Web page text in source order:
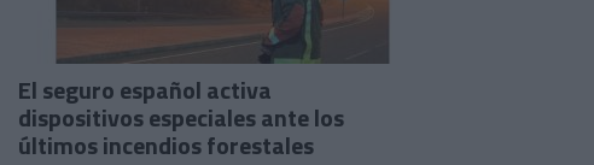
El seguro español activa
dispositivos especiales ante los
últimos incendios forestales